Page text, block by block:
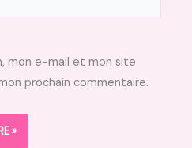
mon e-mail et mon site
prochain commentaire.